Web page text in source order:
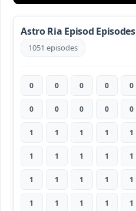
Astro Ria Episod Episodes
1051 episodes
0 0 0 0 0
0 0 0 0 0
1 1 1 1 1
1 1 1 1 1
1 1 1 1 1
1 1 1 1 1